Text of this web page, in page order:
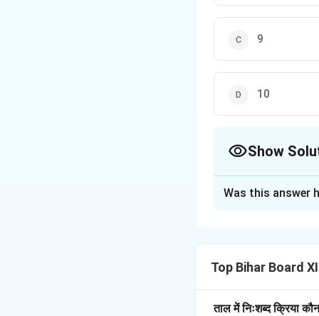
9
10
Show
ताल की संरचना, और
में प्रत्येक अध्याय ने
Was this answer
Top Bihar Board
ताल में निःशब्द क्रिया